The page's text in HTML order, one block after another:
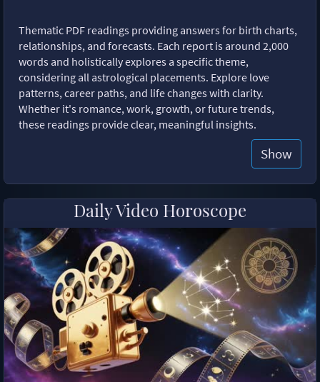
Thematic PDF readings providing answers for birth charts,
relationships, and forecasts. Each report is around 2,000
words and holistically explores a specific theme,
considering all astrological placements. Explore love
patterns, career paths, and life changes with clarity.
Whether it's romance, work, growth, or future trends,
these readings provide clear, meaningful insights.
Show
Daily Video Horoscope